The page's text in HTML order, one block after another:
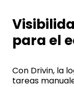
para el
Con Drivin, la
tareas